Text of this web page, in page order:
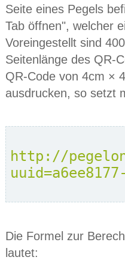
Seite eines Pegels
Tab öffnen", welcher
Voreingestellt sind
Seitenlänge des QR-
QR-Code von 4cm ×
ausdrucken, so setzt
http://
Die Formel zur
lautet: